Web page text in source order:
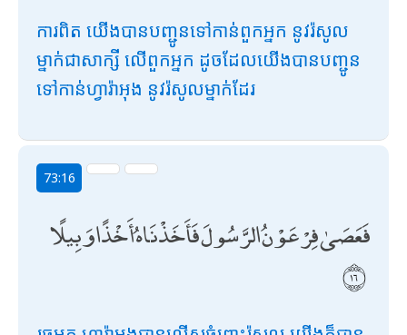
ការពិត យើងបានបញ្ជូនទៅកាន់ពួកអ្នក នូវរ៉សូល
ម្នាក់ជាសាក្សី លើពួកអ្នក ដូចដែលយើងបានបញ្ជូន
ទៅកាន់ហ្វារ៉ាអុង នូវរ៉សូលម្នាក់ដែរ
73:16
فَعَصَىٰ فِرْعَوْنُ الرَّسُولَ فَأَخَذْنَاهُ أَخْذًا وَبِيلًا